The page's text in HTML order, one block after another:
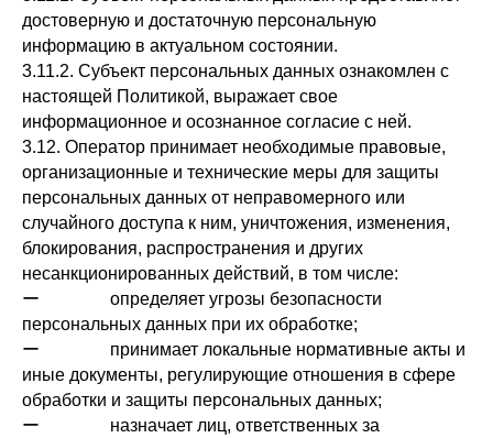
достоверную и достаточную персональную
информацию в актуальном состоянии.
3.11.2. Субъект персональных данных ознакомлен с
настоящей Политикой, выражает свое
информационное и осознанное согласие с ней.
3.12. Оператор принимает необходимые правовые,
организационные и технические меры для защиты
персональных данных от неправомерного или
случайного доступа к ним, уничтожения, изменения,
блокирования, распространения и других
несанкционированных действий, в том числе:
ー определяет угрозы безопасности
персональных данных при их обработке;
ー принимает локальные нормативные акты и
иные документы, регулирующие отношения в сфере
обработки и защиты персональных данных;
ー назначает лиц, ответственных за